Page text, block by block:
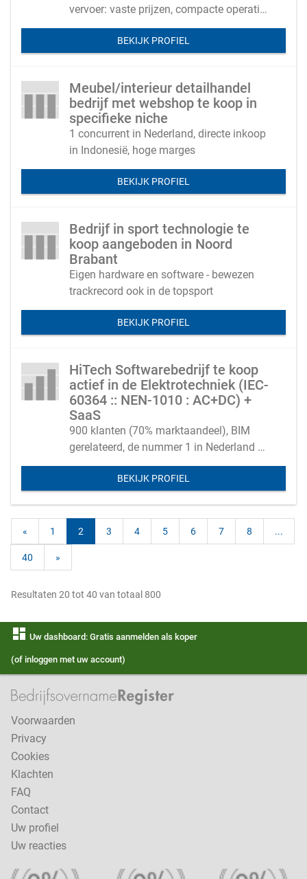
vervoer: vaste prijzen, compacte operatie
en schaalbare uitrol als alternatief voor
taxi’s en ride-hailing platforms.
BEKIJK PROFIEL
Meubel/interieur detailhandel
bedrijf met webshop te koop in
specifieke niche
1 concurrent in Nederland, directe inkoop
in Indonesië, hoge marges
BEKIJK PROFIEL
Bedrijf in sport technologie te
koop aangeboden in Noord
Brabant
Eigen hardware en software - bewezen
trackrecord ook in de topsport
BEKIJK PROFIEL
HiTech Softwarebedrijf te koop
actief in de Elektrotechniek (IEC-
60364 :: NEN-1010 : AC+DC) +
SaaS
900 klanten (70% marktaandeel), BIM
gerelateerd, de nummer 1 in Nederland en
internationaal op te schalen
BEKIJK PROFIEL
« 1 2 3 4 5 6 7 8 ...
40 »
Resultaten 20 tot 40 van totaal 800
dashboard Uw dashboard: Gratis aanmelden als koper
(of inloggen met uw account)
Voorwaarden
Privacy
Cookies
Klachten
FAQ
Contact
Uw profiel
Uw reacties